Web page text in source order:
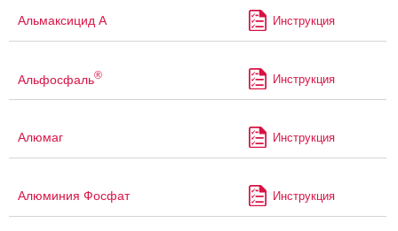
Альмаксицид А Инструкция
Альфосфаль® Инструкция
Алюмаг Инструкция
Алюминия Фосфат Инструкция